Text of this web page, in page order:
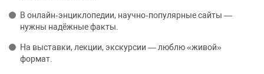
В онлайн‑энциклопедии, научно‑популярные сайты —
нужны надёжные факты.
На выставки, лекции, экскурсии — люблю «живой»
формат.